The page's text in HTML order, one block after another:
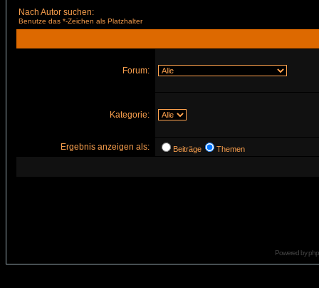
Nach Autor suchen:
Benutze das *-Zeichen als Platzhalter
Forum:
Kategorie:
Ergebnis anzeigen als: Beiträge Themen
Powered by